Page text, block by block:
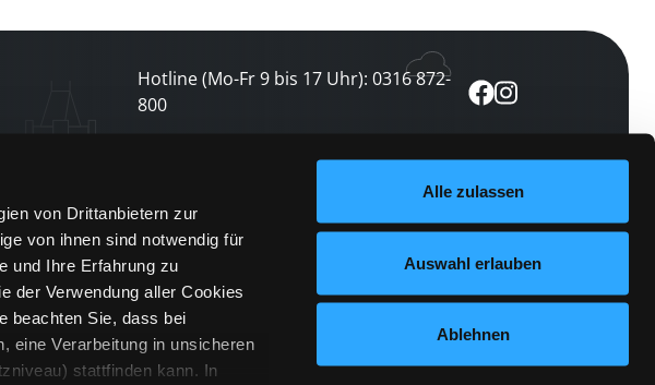
von Drittanbietern zur
von ihnen sind notwendig für
und Ihre Erfahrung zu
der Verwendung aller Cookies
beachten Sie, dass bei
eine Verarbeitung in unsicheren
stattfinden kann. In
Alle zulassen
Auswahl erlauben
Ablehnen
Hotline (Mo-Fr 9 bis 17 Uhr): 0316 872-
800
Newsletter abonnieren
und keine Veranstaltung verpassen
jetzt abonnieren